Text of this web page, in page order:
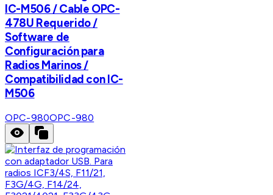
IC-M506 / Cable OPC-
478U Requerido /
Software de
Configuración para
Radios Marinos /
Compatibilidad con IC-
M506
OPC-980OPC-980